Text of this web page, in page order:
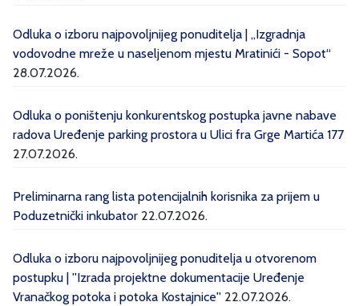
Odluka o izboru najpovoljnijeg ponuditelja | „Izgradnja
vodovodne mreže u naseljenom mjestu Mratinići - Sopot“
28.07.2026.
Odluka o poništenju konkurentskog postupka javne nabave
radova Uređenje parking prostora u Ulici fra Grge Martića 177
27.07.2026.
Preliminarna rang lista potencijalnih korisnika za prijem u
Poduzetnički inkubator 22.07.2026.
Odluka o izboru najpovoljnijeg ponuditelja u otvorenom
postupku | ''Izrada projektne dokumentacije Uređenje
Vranačkog potoka i potoka Kostajnice'' 22.07.2026.